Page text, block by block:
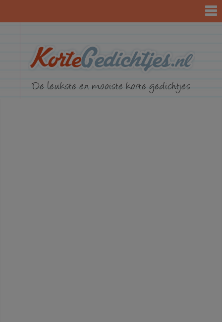
De leukste en mooiste korte gedichtjes